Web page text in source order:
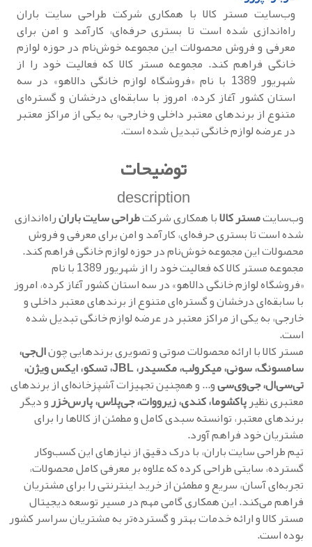
وب‌سایت مستر کالا با همکاری شرکت طراحی سایت باران
راه‌اندازی شده است تا بستری حرفه‌ای، کارآمد و امن برای
معرفی و فروش محصولات این مجموعه خوش‌نام در حوزه لوازم
خانگی فراهم کند. مجموعه مستر کالا که فعالیت خود را از
شهریور 1389 با نام «فروشگاه لوازم خانگی دالاهو» در سه
استان کشور آغاز کرده، امروز با سابقه‌ای درخشان و گستره‌ای
متنوع از برندهای معتبر داخلی و خارجی، به یکی از مراکز معتبر
در عرضه لوازم خانگی تبدیل شده است.
توضیحات
description
وب‌سایتمستر کالابا همکاری شرکتطراحی سایت بارانراه‌اندازی
شده است تا بستری حرفه‌ای، کارآمد و امن برای معرفی و فروش
محصولات این مجموعه خوش‌نام در حوزه لوازم خانگی فراهم کند.
مجموعه مستر کالا که فعالیت خود را از شهریور 1389 با نام
«فروشگاه لوازم خانگی دالاهو» در سه استان کشور آغاز کرده، امروز
با سابقه‌ای درخشان و گستره‌ای متنوع از برندهای معتبر داخلی و
خارجی، به یکی از مراکز معتبر در عرضه لوازم خانگی تبدیل شده
است.
مستر کالا با ارائه محصولات صوتی و تصویری برندهایی چونال‌جی،
سامسونگ، سونی، میکرولب، مکسیدر، JBL، تسکو، ایکس ویژن،
تی‌سی‌ال، جی‌وی‌سیو... و همچنین تجهیزات آشپزخانه‌ای از برندهای
معتبری نظیرپاکشوما، کندی، زیرووات، جی‌پلاس، پارس‌خزرو دیگر
برندهای معتبر، توانسته سبدی کامل و مطمئن از کالاها را برای
مشتریان خود فراهم آورد.
تیم طراحی سایت باران، با درک دقیق از نیازهای این کسب‌وکار
گسترده، سایتی طراحی کرده که علاوه بر معرفی کامل محصولات،
تجربه‌ای آسان، سریع و مطمئن از خرید اینترنتی را برای مشتریان
فراهم می‌کند. این همکاری گامی مهم در مسیر توسعه دیجیتال
مستر کالا و ارائه خدمات بهتر و گسترده‌تر به مشتریان سراسر کشور
بوده است.